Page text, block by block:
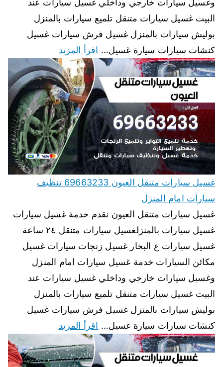
البيت غسيل سيارات متنقل تلميع سيارات بالمنزل
بوليش سيارات بالمنزل غسيل فرش سيارات غسيل
كنشات سيارات سيارة غسيل… اقرأ المزيد
غسيل سيارات متنقل العيون 69663233 تنظيف
سيارات امام المنزل
غسيل سيارات متنقل العيون نقدم خدمة غسيل سيارات
غسيل سيارات بالمنزلغسيل سيارات متنقل ٢٤ ساعة
غسيل سيارات ع البخار غسيل زنجات سيارات غسيل
مكائن السيارات خدمة غسيل سيارات امام المنزل
وغسيل سيارات خارجي وداخلي غسيل سيارات عند
البيت غسيل سيارات متنقل تلميع سيارات بالمنزل
بوليش سيارات بالمنزل غسيل فرش سيارات غسيل
كنشات سيارات سيارة غسيل… اقرأ المزيد